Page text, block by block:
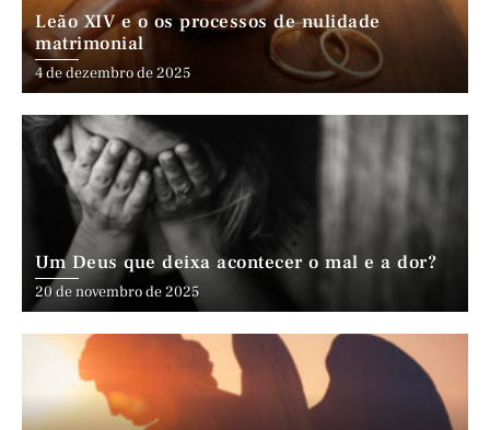
Leão XIV e o os processos de nulidade
matrimonial
4 de dezembro de 2025
Um Deus que deixa acontecer o mal e a dor?
20 de novembro de 2025